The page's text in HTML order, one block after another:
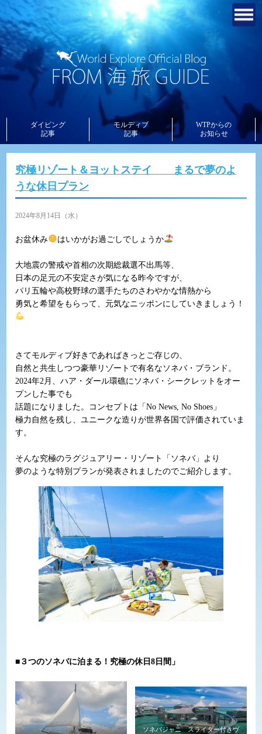
ダイビング
記事
モルディブ
記事
WTPからの
お知らせ
究極リゾート＆ヨットステイ まるで夢のよ
うな休日プラン
2024年8月14日（水）
お盆休み はいかがお過ごしでしょうか
大地震の警戒や首相の次期総裁選不出馬等、
日本の足元の不安定さが気になる昨今ですが、
パリ五輪や高校野球の選手たちのさわやかな情熱から
勇気と希望をもらって、元気なニッポンにしていきましょう！
さてモルディブ好きであればきっとご存じの、
自然と共生しつつ豪華リゾートで有名なソネバ・ブランド。
2024年2月、ハア・ダール環礁にソネバ・シークレットをオー
プンした事でも
話題になりました。コンセプトは「No News, No Shoes」
極力自然を残し、ユニークな造りが世界各国で評価されていま
す。
そんな究極のラグジュアリー・リゾート「ソネバ」より
夢のような特別プランが発表されましたのでご紹介します。
■３つのソネバに泊まる！究極の休日8日間」
ソネバジャニ スライダー付きヴ